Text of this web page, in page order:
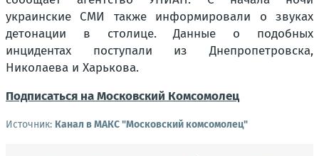
украинские СМИ также информировали о звуках
детонации в столице. Данные о подобных
инцидентах поступали из Днепропетровска,
Николаева и Харькова.
Подписаться на Московский Комсомолец
Источник: Канал в МАКС "Московский комсомолец"